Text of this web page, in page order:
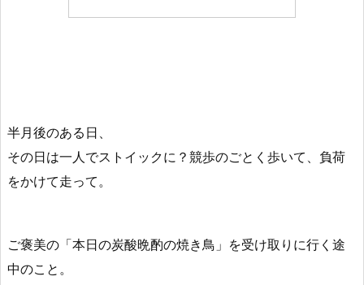
半月後のある日、
その日は一人でストイックに？競歩のごとく歩いて、負荷
をかけて走って。
ご褒美の「本日の炭酸晩酌の焼き鳥」を受け取りに行く途
中のこと。